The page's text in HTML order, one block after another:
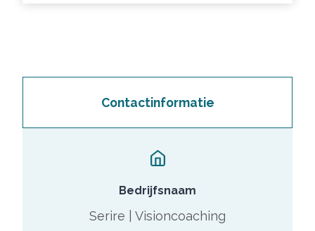
Contactinformatie
Bedrijfsnaam
Serire | Visioncoaching